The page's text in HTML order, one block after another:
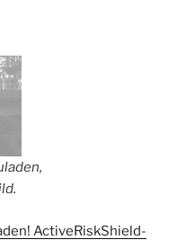
ActiveRiskShield-